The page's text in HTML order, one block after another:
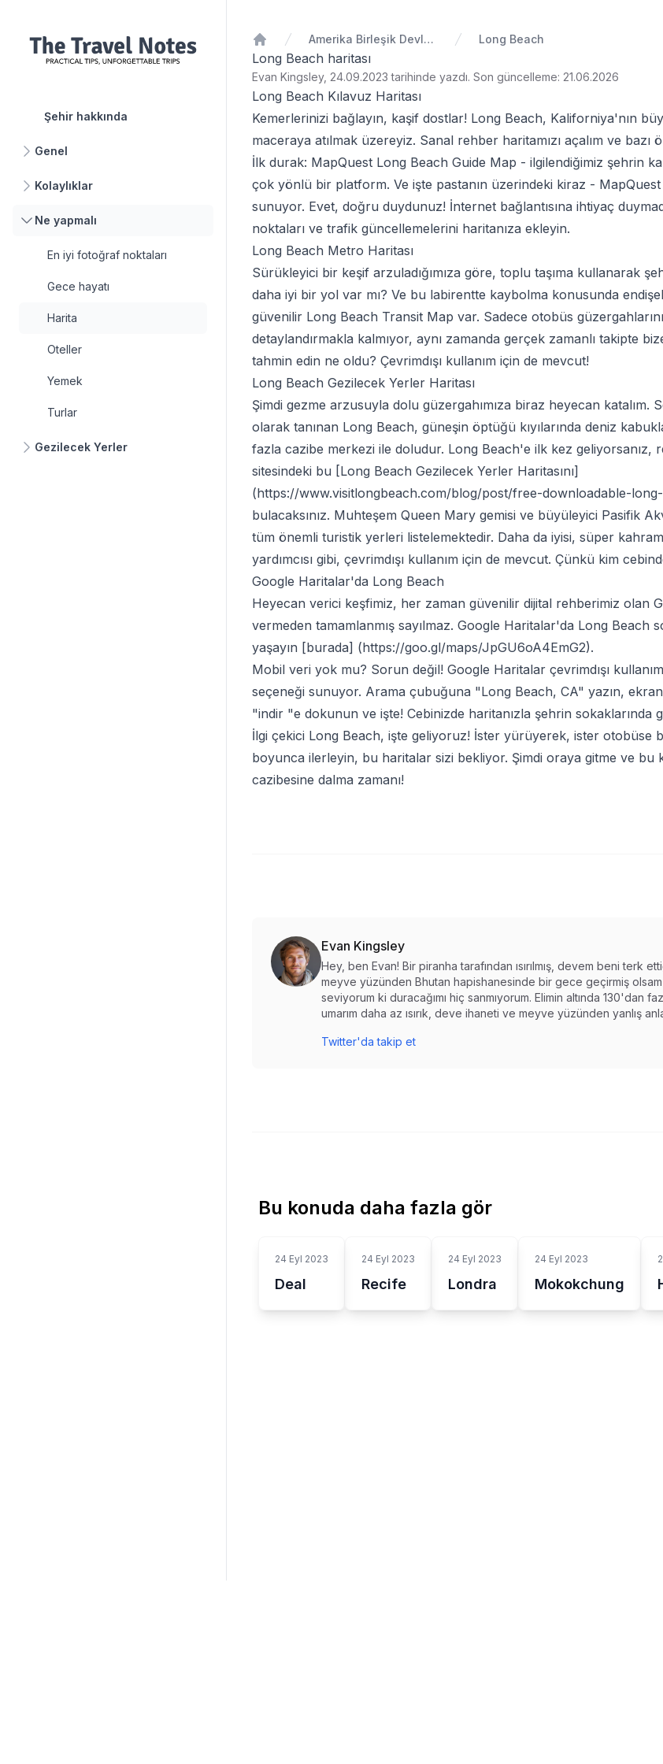
Şehir hakkında
Genel
Kolaylıklar
Ne yapmalı
En iyi fotoğraf noktaları
Gece hayatı
Harita
Oteller
Yemek
Turlar
Gezilecek Yerler
Ana Sayfa
Amerika Birleşik Devletleri Long Beach
Long Beach haritası
Evan Kingsley, 24.09.2023 tarihinde yazdı. Son güncelleme: 21.06.2026
Long Beach Kılavuz Haritası
Kemerlerinizi bağlayın, kaşif dostlar! Long Beach, Kaliforniya'nın
maceraya atılmak üzereyiz. Sanal rehber haritamızı açalım ve bazı
İlk durak: MapQuest Long Beach Guide Map - ilgilendiğimiz şehrin
çok yönlü bir platform. Ve işte pastanın üzerindeki kiraz - MapQuest
sunuyor. Evet, doğru duydunuz! İnternet bağlantısına ihtiyaç
noktaları ve trafik güncellemelerini haritanıza ekleyin.
Long Beach Metro Haritası
Sürükleyici bir keşif arzuladığımıza göre, toplu taşıma kullanarak
daha iyi bir yol var mı? Ve bu labirentte kaybolma konusunda
güvenilir Long Beach Transit Map var. Sadece otobüs
detaylandırmakla kalmıyor, aynı zamanda gerçek zamanlı takipte
tahmin edin ne oldu? Çevrimdışı kullanım için de mevcut!
Long Beach Gezilecek Yerler Haritası
Şimdi gezme arzusuyla dolu güzergahımıza biraz heyecan katalım.
olarak tanınan Long Beach, güneşin öptüğü kıyılarında deniz
fazla cazibe merkezi ile doludur. Long Beach'e ilk kez geliyorsanız,
sitesindeki bu [Long Beach Gezilecek Yerler Haritasını]
(https://www.visitlongbeach.com/blog/post/free-downloadable-
bulacaksınız. Muhteşem Queen Mary gemisi ve büyüleyici Pasifik
tüm önemli turistik yerleri listelemektedir. Daha da iyisi, süper
yardımcısı gibi, çevrimdışı kullanım için de mevcut. Çünkü kim
Google Haritalar'da Long Beach
Heyecan verici keşfimiz, her zaman güvenilir dijital rehberimiz olan
vermeden tamamlanmış sayılmaz. Google Haritalar'da Long Beach
yaşayın [burada] (https://goo.gl/maps/JpGU6oA4EmG2).
Mobil veri yok mu? Sorun değil! Google Haritalar çevrimdışı
seçeneği sunuyor. Arama çubuğuna "Long Beach, CA" yazın,
"indir "e dokunun ve işte! Cebinizde haritanızla şehrin sokaklarında
İlgi çekici Long Beach, işte geliyoruz! İster yürüyerek, ister otobüse
boyunca ilerleyin, bu haritalar sizi bekliyor. Şimdi oraya gitme ve bu
cazibesine dalma zamanı!
Evan Kingsley
Hey, ben Evan! Bir piranha tarafından ısırılmış, devem beni terk
meyve yüzünden Bhutan hapishanesinde bir gece geçirmiş
seviyorum ki duracağımı hiç sanmıyorum. Elimin altında
umarım daha az ısırık, deve ihaneti ve meyve yüzünden yanlış
Twitter'da takip et
Bu konuda daha fazla gör
24 Eyl 2023
Deal
24 Eyl 2023
Recife
24 Eyl 2023
Londra
24 Eyl 2023
Mokokchung